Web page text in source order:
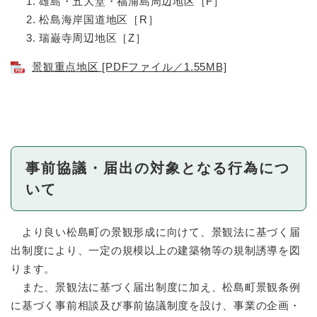
松島海岸国道地区［R］
瑞巌寺周辺地区［Z］
景観重点地区 [PDFファイル／1.55MB]
事前協議・届出の対象となる行為につ
いて
より良い松島町の景観形成に向けて、景観法に基づく届
出制度により、一定の規模以上の建築物等の規制誘導を図
ります。
また、景観法に基づく届出制度に加え、松島町景観条例
に基づく事前相談及び事前協議制度を設け、事業の企画・